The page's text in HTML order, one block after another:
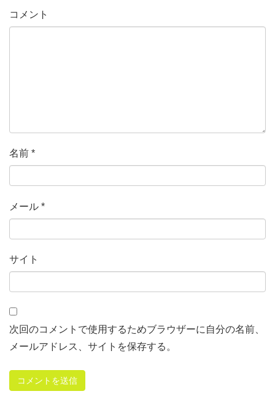
コメント
名前 *
メール *
サイト
次回のコメントで使用するためブラウザーに自分の名前、
メールアドレス、サイトを保存する。